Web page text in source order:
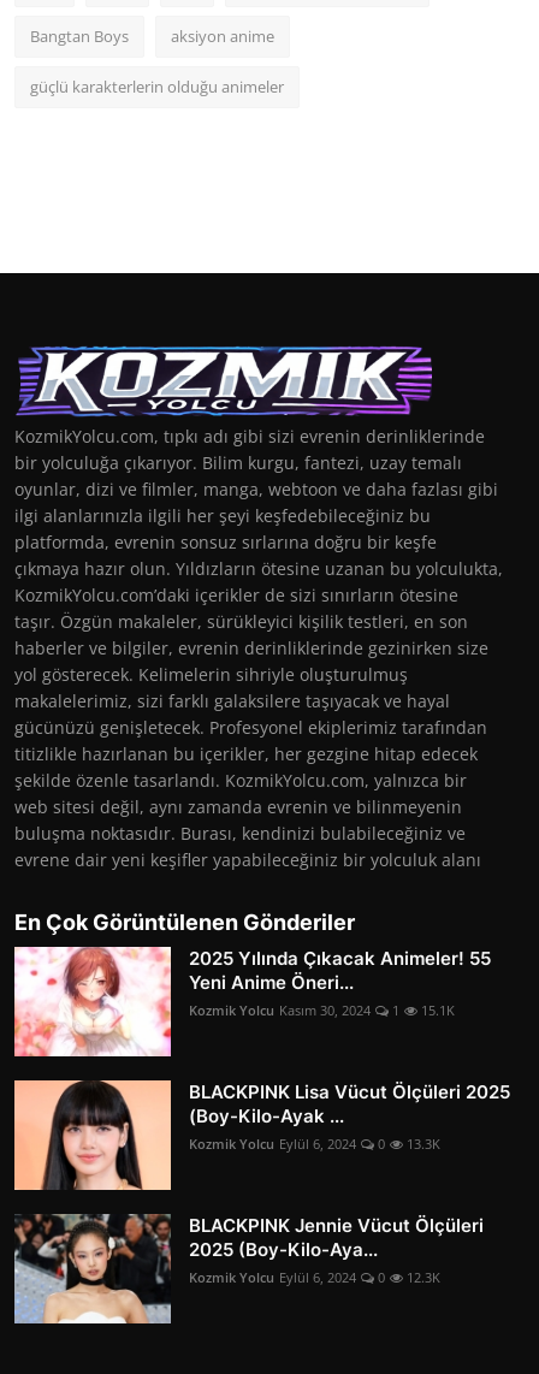
Bangtan Boys aksiyon anime
güçlü karakterlerin olduğu animeler
KozmikYolcu.com, tıpkı adı gibi sizi evrenin derinliklerinde
bir yolculuğa çıkarıyor. Bilim kurgu, fantezi, uzay temalı
oyunlar, dizi ve filmler, manga, webtoon ve daha fazlası gibi
ilgi alanlarınızla ilgili her şeyi keşfedebileceğiniz bu
platformda, evrenin sonsuz sırlarına doğru bir keşfe
çıkmaya hazır olun. Yıldızların ötesine uzanan bu yolculukta,
KozmikYolcu.com’daki içerikler de sizi sınırların ötesine
taşır. Özgün makaleler, sürükleyici kişilik testleri, en son
haberler ve bilgiler, evrenin derinliklerinde gezinirken size
yol gösterecek. Kelimelerin sihriyle oluşturulmuş
makalelerimiz, sizi farklı galaksilere taşıyacak ve hayal
gücünüzü genişletecek. Profesyonel ekiplerimiz tarafından
titizlikle hazırlanan bu içerikler, her gezgine hitap edecek
şekilde özenle tasarlandı. KozmikYolcu.com, yalnızca bir
web sitesi değil, aynı zamanda evrenin ve bilinmeyenin
buluşma noktasıdır. Burası, kendinizi bulabileceğiniz ve
evrene dair yeni keşifler yapabileceğiniz bir yolculuk alanı
En Çok Görüntülenen Gönderiler
2025 Yılında Çıkacak Animeler! 55
Yeni Anime Öneri...
Kozmik Yolcu Kasım 30, 2024 1 15.1K
BLACKPINK Lisa Vücut Ölçüleri 2025
(Boy-Kilo-Ayak ...
Kozmik Yolcu Eylül 6, 2024 0 13.3K
BLACKPINK Jennie Vücut Ölçüleri
2025 (Boy-Kilo-Aya...
Kozmik Yolcu Eylül 6, 2024 0 12.3K